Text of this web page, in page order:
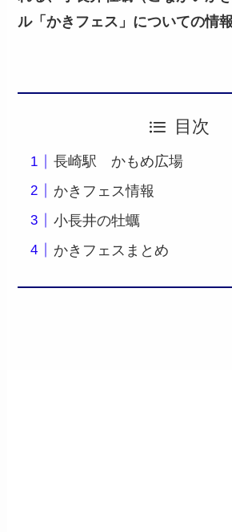
ル「かきフェス」についての情報
目次
長崎駅 かもめ広場
かきフェス情報
小長井の牡蠣
かきフェスまとめ